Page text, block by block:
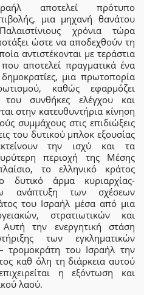
αποτελεί πρότυπο
μια μηχανή θανάτου
χρόνια τώρα
ώστε να αποδεχθούν τη
αντιστέκονται με τεράστια
αποτελεί πραγματικά ένα
μια πρωτοπορία
καθώς εφαρμόζει
συνθήκες ελέγχου και
στην κατευθυντήρια κίνηση
συμμάχους στις επιδιώξεις
του δυτικού μπλοκ εξουσίας
την ισχύ και τα
περιοχή της Μέσης
το ελληνικό κράτος
δυτικό άρμα κυριαρχίας-
ανάπτυξη των σχέσεων
του Ισραήλ μέσα από μια
στρατιωτικών και
την ενεργητική στάση
των εγκληματικών
τρομοκράτη του Ισραήλ την
καθ όλη τη διάρκεια αυτού
η εξόντωση και
λαού.